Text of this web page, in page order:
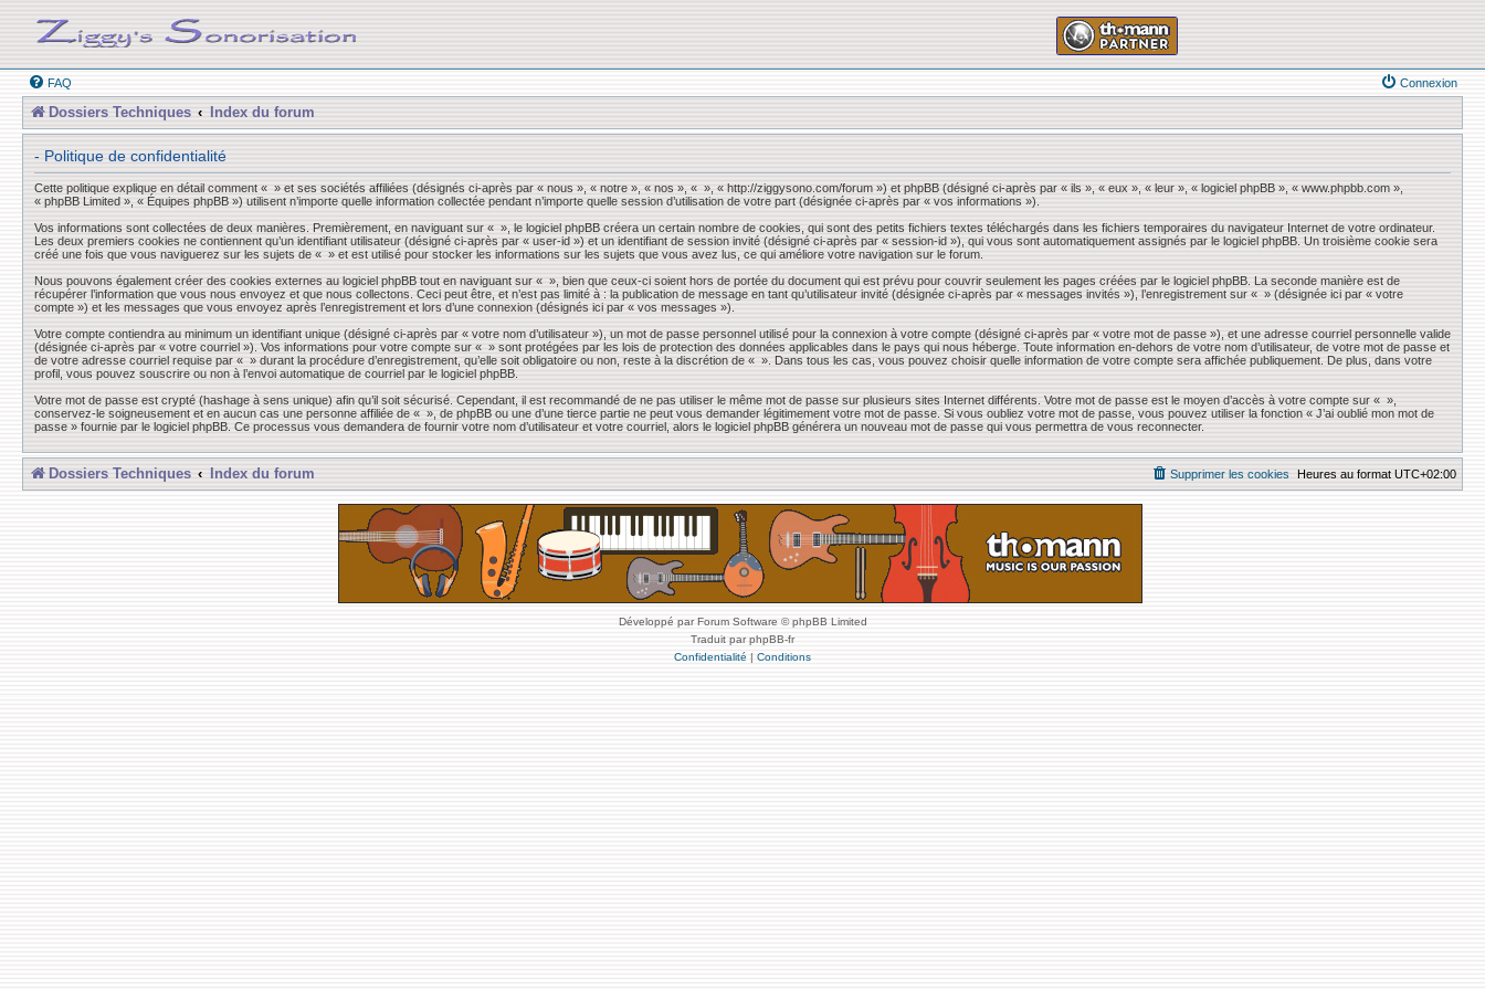
FAQ Connexion
Dossiers Techniques Index du forum
- Politique de confidentialité
Cette politique explique en détail comment « » et ses sociétés affiliées (désignés ci-après par « nous », « notre », « nos », « », « http://ziggysono.com/forum ») et phpBB (désigné ci-après par « ils », « eux », « leur », « logiciel phpBB », « www.phpbb.com »,
« phpBB Limited », « Équipes phpBB ») utilisent n’importe quelle information collectée pendant n’importe quelle session d’utilisation de votre part (désignée ci-après par « vos informations »).
Vos informations sont collectées de deux manières. Premièrement, en naviguant sur « », le logiciel phpBB créera un certain nombre de cookies, qui sont des petits fichiers textes téléchargés dans les fichiers temporaires du navigateur Internet de votre ordinateur.
Les deux premiers cookies ne contiennent qu’un identifiant utilisateur (désigné ci-après par « user-id ») et un identifiant de session invité (désigné ci-après par « session-id »), qui vous sont automatiquement assignés par le logiciel phpBB. Un troisième cookie sera
créé une fois que vous naviguerez sur les sujets de « » et est utilisé pour stocker les informations sur les sujets que vous avez lus, ce qui améliore votre navigation sur le forum.
Nous pouvons également créer des cookies externes au logiciel phpBB tout en naviguant sur « », bien que ceux-ci soient hors de portée du document qui est prévu pour couvrir seulement les pages créées par le logiciel phpBB. La seconde manière est de
récupérer l’information que vous nous envoyez et que nous collectons. Ceci peut être, et n’est pas limité à : la publication de message en tant qu’utilisateur invité (désignée ci-après par « messages invités »), l’enregistrement sur « » (désignée ici par « votre
compte ») et les messages que vous envoyez après l’enregistrement et lors d’une connexion (désignés ici par « vos messages »).
Votre compte contiendra au minimum un identifiant unique (désigné ci-après par « votre nom d’utilisateur »), un mot de passe personnel utilisé pour la connexion à votre compte (désigné ci-après par « votre mot de passe »), et une adresse courriel personnelle valide
(désignée ci-après par « votre courriel »). Vos informations pour votre compte sur « » sont protégées par les lois de protection des données applicables dans le pays qui nous héberge. Toute information en-dehors de votre nom d’utilisateur, de votre mot de passe et
de votre adresse courriel requise par « » durant la procédure d’enregistrement, qu’elle soit obligatoire ou non, reste à la discrétion de « ». Dans tous les cas, vous pouvez choisir quelle information de votre compte sera affichée publiquement. De plus, dans votre
profil, vous pouvez souscrire ou non à l’envoi automatique de courriel par le logiciel phpBB.
Votre mot de passe est crypté (hashage à sens unique) afin qu’il soit sécurisé. Cependant, il est recommandé de ne pas utiliser le même mot de passe sur plusieurs sites Internet différents. Votre mot de passe est le moyen d’accès à votre compte sur « »,
conservez-le soigneusement et en aucun cas une personne affiliée de « », de phpBB ou une d’une tierce partie ne peut vous demander légitimement votre mot de passe. Si vous oubliez votre mot de passe, vous pouvez utiliser la fonction « J’ai oublié mon mot de
passe » fournie par le logiciel phpBB. Ce processus vous demandera de fournir votre nom d’utilisateur et votre courriel, alors le logiciel phpBB générera un nouveau mot de passe qui vous permettra de vous reconnecter.
Dossiers Techniques Index du forum Heures au format UTC+02:00
Supprimer les cookies
Développé par Forum Software © phpBB Limited
Traduit par phpBB-fr
Confidentialité | Conditions